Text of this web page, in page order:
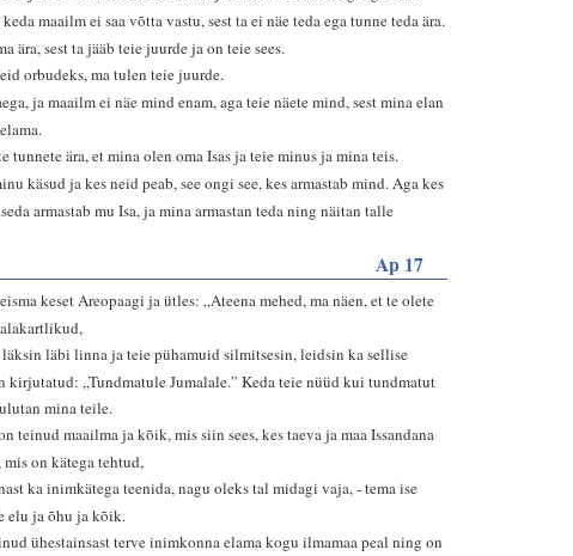
maailm ei saa võtta vastu, sest ta ei näe teda ega tunne teda ära.
ära, sest ta jääb teie juurde ja on teie sees.
orbudeks, ma tulen teie juurde.
ja maailm ei näe mind enam, aga teie näete mind, sest mina elan
tunnete ära, et mina olen oma Isas ja teie minus ja mina teis.
käsud ja kes neid peab, see ongi see, kes armastab mind. Aga kes
armastab mu Isa, ja mina armastan teda ning näitan talle
Ap 17
keset Areopaagi ja ütles: „Ateena mehed, ma näen, et te olete
läksin läbi linna ja teie pühamuid silmitsesin, leidsin ka sellise
kirjutatud: „Tundmatule Jumalale.” Keda teie nüüd kui tundmatut
mina teile.
teinud maailma ja kõik, mis siin sees, kes taeva ja maa Issandana
on kätega tehtud,
ka inimkätega teenida, nagu oleks tal midagi vaja, - tema ise
elu ja õhu ja kõik.
ühestainsast terve inimkonna elama kogu ilmamaa peal ning on